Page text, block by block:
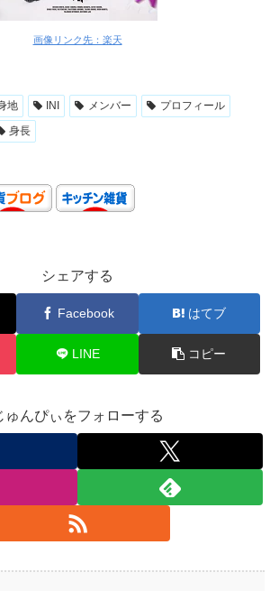
画像リンク先：楽天
地 INI メンバー
プロフィール
身長
シェアする
Facebook はてブ
LINE コピー
ゅんぴぃをフォローする